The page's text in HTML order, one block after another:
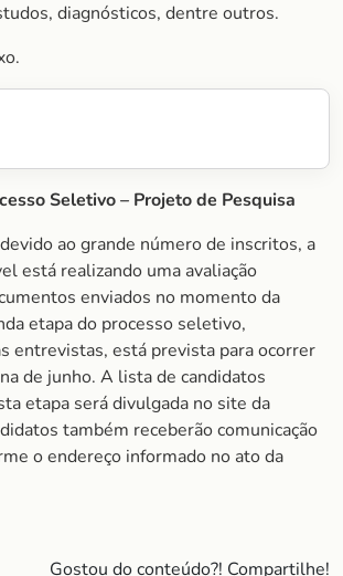
diagnósticos, dentre outros.
Seletivo – Projeto de Pesquisa
ao grande número de inscritos, a
está realizando uma avaliação
enviados no momento da
etapa do processo seletivo,
entrevistas, está prevista para ocorrer
de junho. A lista de candidatos
etapa será divulgada no site da
também receberão comunicação
o endereço informado no ato da
Gostou do conteúdo?! Compartilhe!